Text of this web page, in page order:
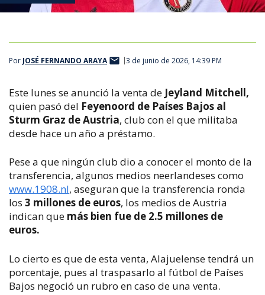
Por JOSÉ FERNANDO ARAYA 3 de junio de 2026, 14:39 PM
Este lunes se anunció la venta de Jeyland Mitchell,
quien pasó del Feyenoord de Países Bajos al
Sturm Graz de Austria, club con el que militaba
desde hace un año a préstamo.
Pese a que ningún club dio a conocer el monto de la
transferencia, algunos medios neerlandeses como
www.1908.nl, aseguran que la transferencia ronda
los 3 millones de euros, los medios de Austria
indican que más bien fue de 2.5 millones de
euros.
Lo cierto es que de esta venta, Alajuelense tendrá un
porcentaje, pues al traspasarlo al fútbol de Países
Bajos negoció un rubro en caso de una venta.